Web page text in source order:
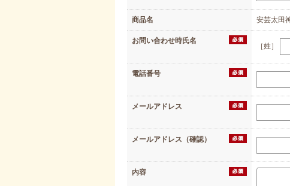
商品名 安芸太田
お問い合わせ時氏名
［姓］
電話番号
メールアドレス
メールアドレス（確認）
内容